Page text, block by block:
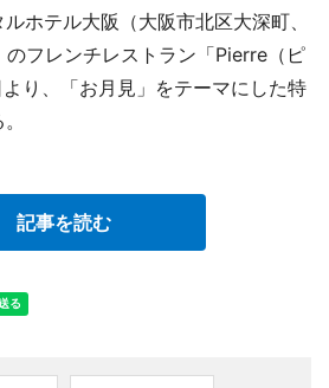
ホテル大阪（大阪市北区大深町、
フレンチレストラン「Pierre（ピ
り、「お月見」をテーマにした特
記事を読む